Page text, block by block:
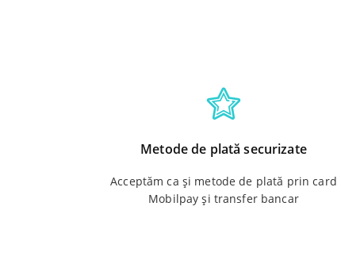
Metode de plată securizate
Acceptăm ca și metode de plată prin card
Mobilpay și transfer bancar